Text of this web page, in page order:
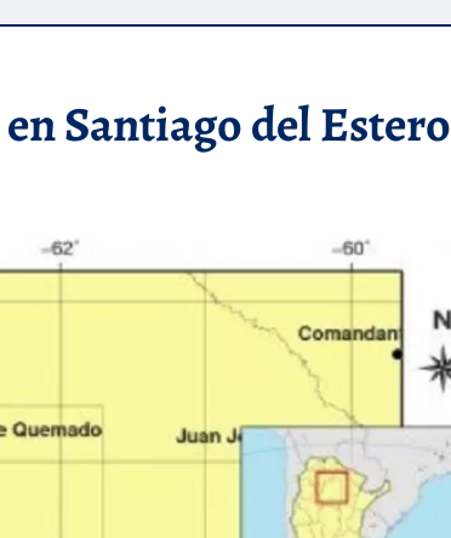
Santiago del Estero